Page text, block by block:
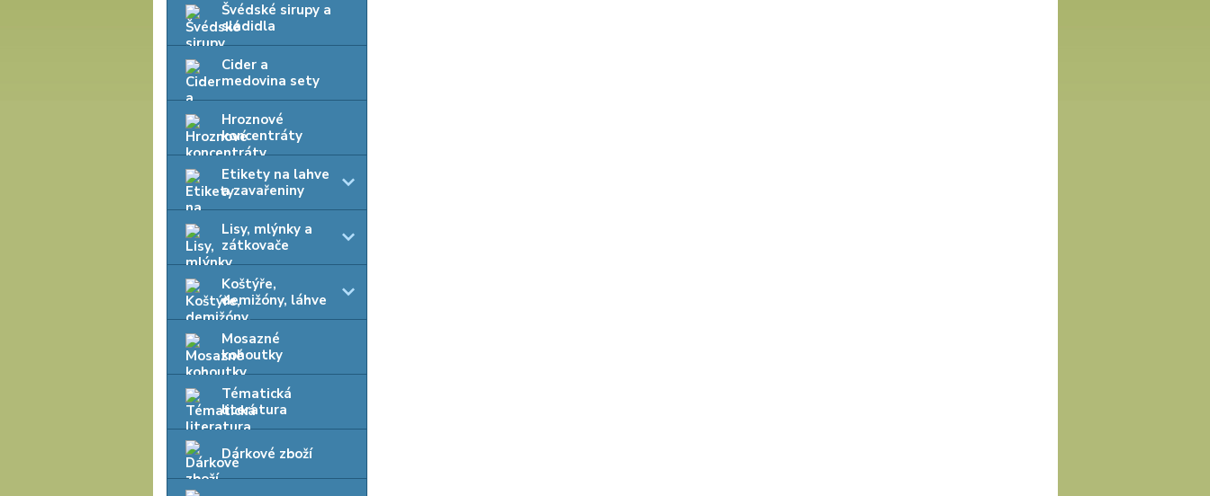
Švédské sirupy a
sladidla
Cider a
medovina sety
Hroznové
koncentráty
Etikety na lahve
a zavařeniny
Lisy, mlýnky a
zátkovače
Koštýře,
demižóny, láhve
Mosazné
kohoutky
Tématická
literatura
Dárkové zboží